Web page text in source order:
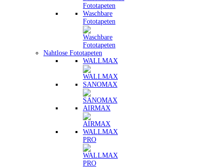
Waschbare
Fototapeten
Nahtlose Fototapeten
WALLMAX
SANOMAX
AIRMAX
WALLMAX
PRO